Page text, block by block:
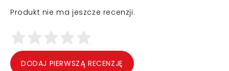
Produkt nie ma jeszcze recenzji.
DODAJ PIERWSZĄ RECENZJĘ